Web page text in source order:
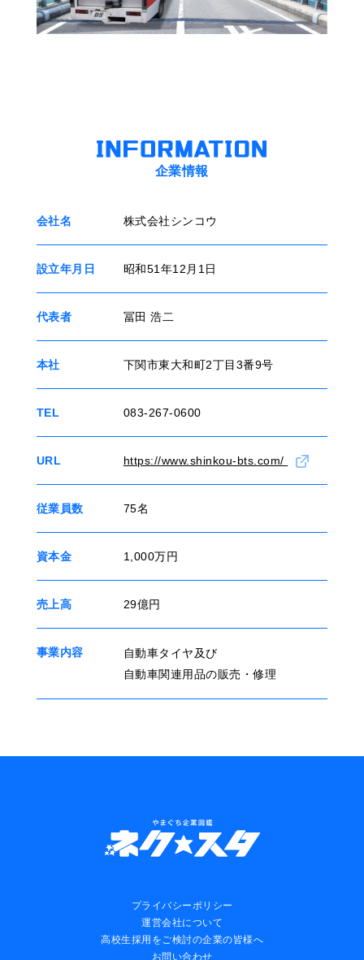
企業情報
会社名 株式会社シンコウ
設立年月日 昭和51年12月1日
代表者 冨田 浩二
本社 下関市東大和町2丁目3番9号
TEL 083-267-0600
URL https://www.shinkou-bts.com/
従業員数 75名
資本金 1,000万円
売上高 29億円
事業内容
自動車タイヤ及び
自動車関連用品の販売・修理
プライバシーポリシー
運営会社について
高校生採用をご検討の企業の皆様へ
お問い合わせ